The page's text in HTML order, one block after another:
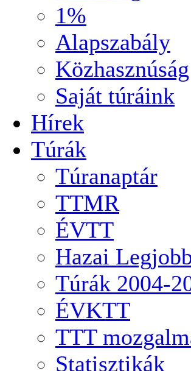
1%
Alapszabály
Közhasznúság
Saját túráink
Hírek
Túrák
Túranaptár
TTMR
ÉVTT
Hazai
Túrák 2004-
ÉVKTT
TTT
Statisztikák